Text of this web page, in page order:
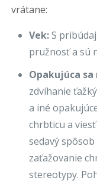
vrátane:
Vek:S
pružnosť a sú
Opakujúca
zdvíhanie
a iné
chrbticu a
sedavý
zaťažovanie
stereotypy.